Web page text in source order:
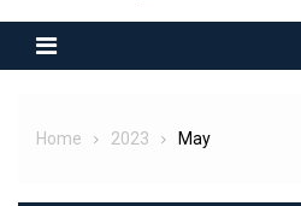
Home 2023 May